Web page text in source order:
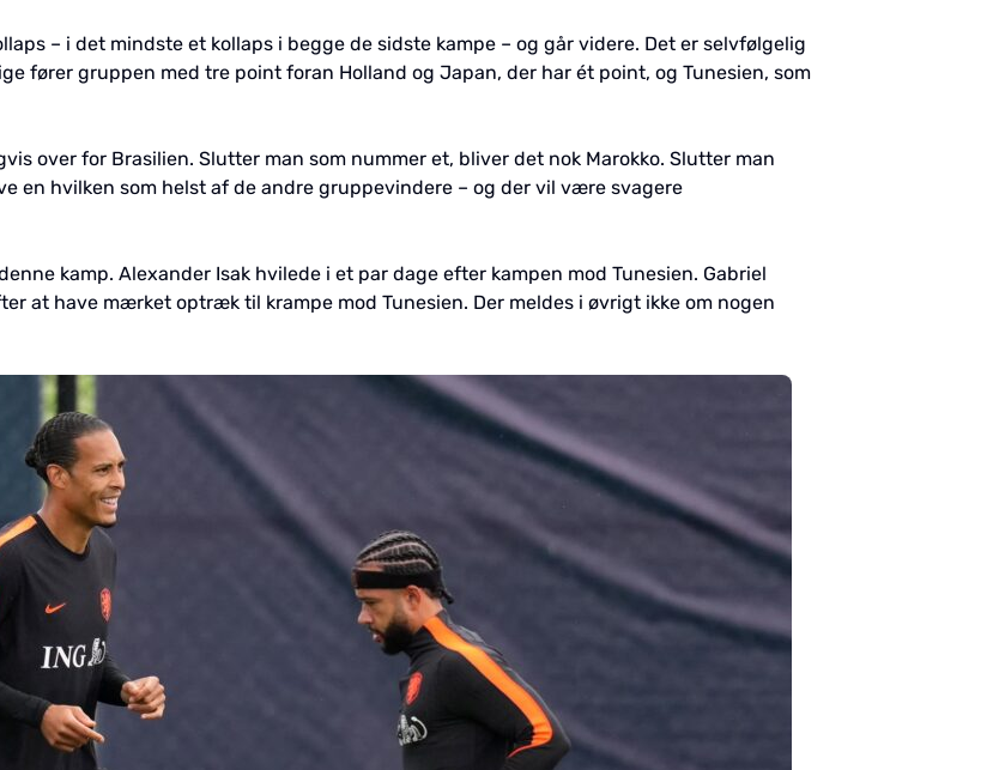
– i det mindste et kollaps i begge de sidste kampe – og går videre. Det er selvfølgelig
fører gruppen med tre point foran Holland og Japan, der har ét point, og Tunesien, som
over for Brasilien. Slutter man som nummer et, bliver det nok Marokko. Slutter man
en hvilken som helst af de andre gruppevindere – og der vil være svagere
kamp. Alexander Isak hvilede i et par dage efter kampen mod Tunesien. Gabriel
at have mærket optræk til krampe mod Tunesien. Der meldes i øvrigt ikke om nogen